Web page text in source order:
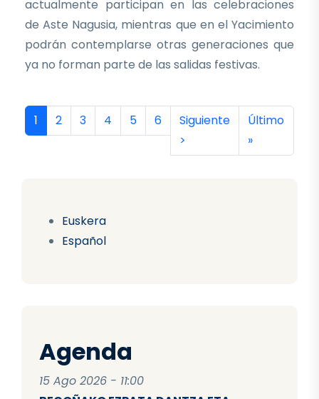
Euskera
Español
Agenda
15 Ago 2026 - 11:00
actualmente participan en las celebraciones
de Aste Nagusia, mientras que en el Yacimiento
podrán contemplarse otras generaciones que
ya no forman parte de las salidas festivas.
Paginación
Página actual
1 Página
2 Página
3 Página
4 Página
5 Página
6 Siguiente página
Siguiente
>
Última
Último
»